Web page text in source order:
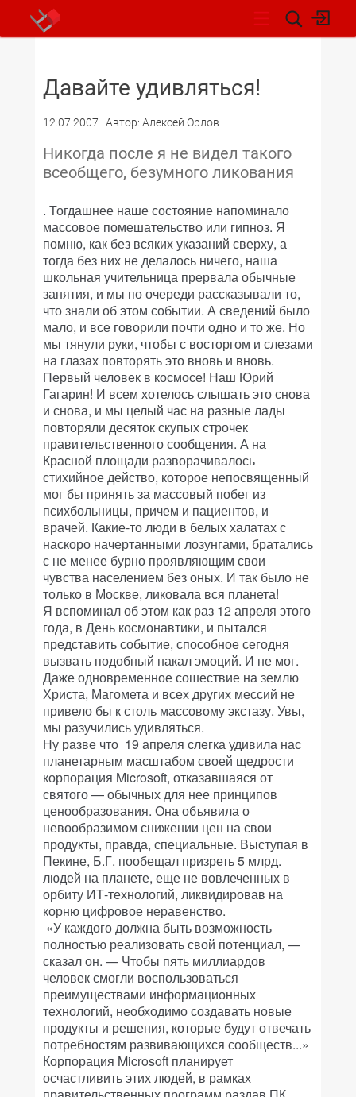
Давайте удивляться!
12.07.2007 Автор: Алексей Орлов
Никогда после я не видел такого
всеобщего, безумного ликования
. Тогдашнее наше состояние напоминало
массовое помешательство или гипноз. Я
помню, как без всяких указаний сверху, а
тогда без них не делалось ничего, наша
школьная учительница прервала обычные
занятия, и мы по очереди рассказывали то,
что знали об этом событии. А сведений было
мало, и все говорили почти одно и то же. Но
мы тянули руки, чтобы с восторгом и слезами
на глазах повторять это вновь и вновь.
Первый человек в космосе! Наш Юрий
Гагарин! И всем хотелось слышать это снова
и снова, и мы целый час на разные лады
повторяли десяток скупых строчек
правительственного сообщения. А на
Красной площади разворачивалось
стихийное действо, которое непосвященный
мог бы принять за массовый побег из
психбольницы, причем и пациентов, и
врачей. Какие-то люди в белых халатах с
наскоро начертанными лозунгами, братались
с не менее бурно проявляющим свои
чувства населением без оных. И так было не
только в Москве, ликовала вся планета!
Я вспоминал об этом как раз 12 апреля этого
года, в День космонавтики, и пытался
представить событие, способное сегодня
вызвать подобный накал эмоций. И не мог.
Даже одновременное сошествие на землю
Христа, Магомета и всех других мессий не
привело бы к столь массовому экстазу. Увы,
мы разучились удивляться.
Ну разве что 19 апреля слегка удивила нас
планетарным масштабом своей щедрости
корпорация Microsoft, отказавшаяся от
святого — обычных для нее принципов
ценообразования. Она объявила о
невообразимом снижении цен на свои
продукты, правда, специальные. Выступая в
Пекине, Б.Г. пообещал призреть 5 млрд.
людей на планете, еще не вовлеченных в
орбиту ИТ-технологий, ликвидировав на
корню цифровое неравенство.
«У каждого должна быть возможность
полностью реализовать свой потенциал, —
сказал он. — Чтобы пять миллиардов
человек смогли воспользоваться
преимуществами информационных
технологий, необходимо создавать новые
продукты и решения, которые будут отвечать
потребностям развивающихся сообществ...»
Корпорация Microsoft планирует
осчастливить этих людей, в рамках